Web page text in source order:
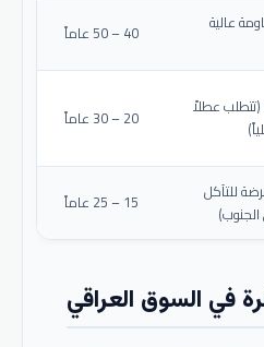
عالية
40 – 50 عاماً
عطلاً
20 – 30 عاماً
للتآكل
الجنوب)
15 – 25 عاماً
في السوق العراقي